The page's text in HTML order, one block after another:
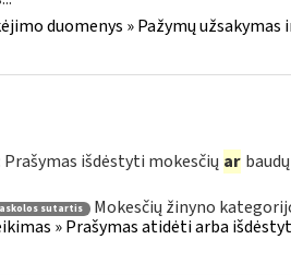
duomenys » Pažymų užsakymas
išdėstyti mokesčių ar
sutartis Mokesčių žinyno
» Prašymas atidėti arba